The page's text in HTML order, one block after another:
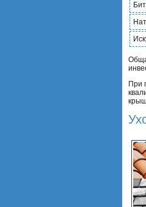
При